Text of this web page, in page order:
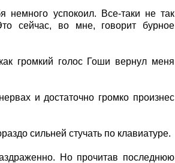
немного успокоил. Все-таки не так
сейчас, во мне, говорит бурное
громкий голос Гоши вернул меня
и достаточно громко произнес
сильней стучать по клавиатуре.
Но прочитав последнюю